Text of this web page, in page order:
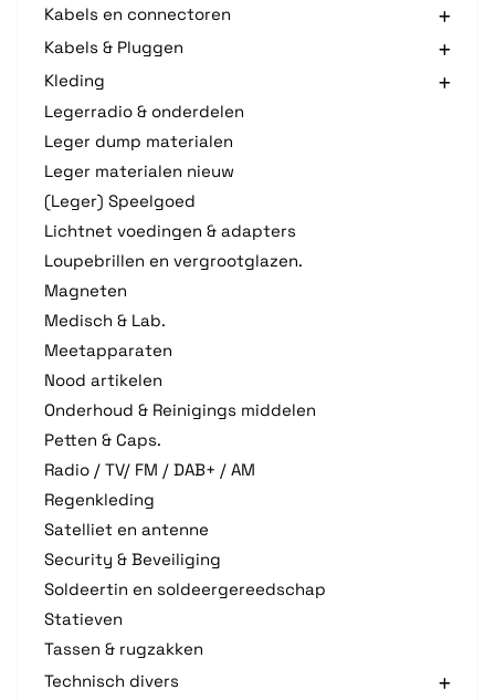
Kabels en connectoren
Kabels & Pluggen
Kleding
Legerradio & onderdelen
Leger dump materialen
Leger materialen nieuw
(Leger) Speelgoed
Lichtnet voedingen & adapters
Loupebrillen en vergrootglazen.
Magneten
Medisch & Lab.
Meetapparaten
Nood artikelen
Onderhoud & Reinigings middelen
Petten & Caps.
Radio / TV/ FM / DAB+ / AM
Regenkleding
Satelliet en antenne
Security & Beveiliging
Soldeertin en soldeergereedschap
Statieven
Tassen & rugzakken
Technisch divers